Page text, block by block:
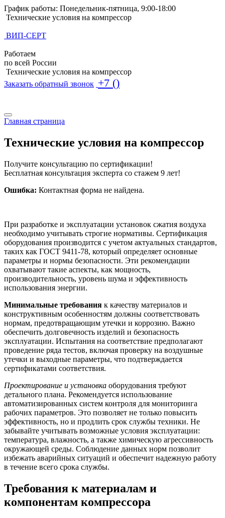
График работы: Понедельник-пятница, 9:00-18:00
Технические условия на компрессор
ВИП-СЕРТ
Работаем
по всей России
Технические условия на компрессор
Заказать обратный звонок +7 ()
Главная страница
Технические условия на компрессор
Получите консультацию по сертификации!
Бесплатная консультация эксперта со стажем 9 лет!
Ошибка: Контактная форма не найдена.
При разработке и эксплуатации установок сжатия воздуха
необходимо учитывать строгие нормативы. Сертификация
оборудования производится с учетом актуальных стандартов,
таких как ГОСТ 9411-78, который определяет основные
параметры и нормы безопасности. Эти рекомендации
охватывают такие аспекты, как мощность,
производительность, уровень шума и эффективность
использования энергии.
Минимальные требования к качеству материалов и
конструктивным особенностям должны соответствовать
нормам, предотвращающим утечки и коррозию. Важно
обеспечить долговечность изделий и безопасность
эксплуатации. Испытания на соответствие предполагают
проведение ряда тестов, включая проверку на воздушные
утечки и выходные параметры, что подтверждается
сертификатами соответствия.
Проектирование и установка оборудования требуют
детального плана. Рекомендуется использование
автоматизированных систем контроля для мониторинга
рабочих параметров. Это позволяет не только повысить
эффективность, но и продлить срок службы техники. Не
забывайте учитывать возможные условия эксплуатации:
температура, влажность, а также химическую агрессивность
окружающей среды. Соблюдение данных норм позволит
избежать аварийных ситуаций и обеспечит надежную работу
в течение всего срока службы.
Требования к материалам и
компонентам компрессора